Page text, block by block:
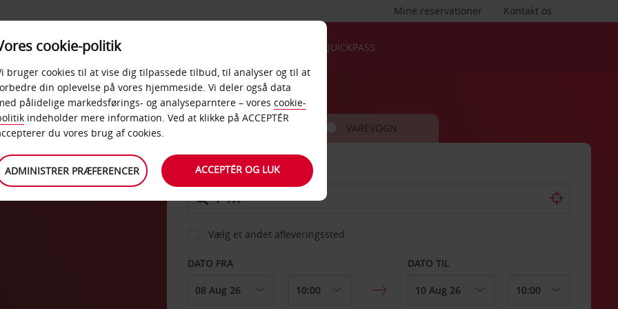
Kontakt os
Mine reservationer
PRODUKTER &
KONTORER
QUICKPASS
BIL VAREVOGN
AFHENT FRA
Vælg et andet afleveringssted
DATO FRA DATO TIL
cookie-politik
bruger cookies til at vise dig tilpassede tilbud, til analyser og til at
din oplevelse på vores hjemmeside. Vi deler også data
pålidelige markedsførings- og analyseparntere – vores cookie-
indeholder mere information. Ved at klikke på ACCEPTÉR
du vores brug af cookies.
ADMINISTRER PRÆFERENCER ACCEPTÉR OG LUK